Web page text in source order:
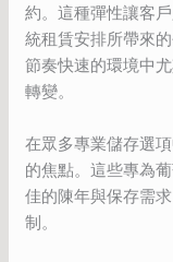
約。這種彈性讓客
統租賃安排所帶來
節奏快速的環境中
轉變。
在眾多專業儲存選
的焦點。這些專為
佳的陳年與保存需
制。